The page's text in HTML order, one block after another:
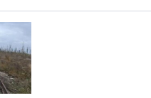
безопасности»
занималась
и убийствами
писал ЦЖР, погиб на